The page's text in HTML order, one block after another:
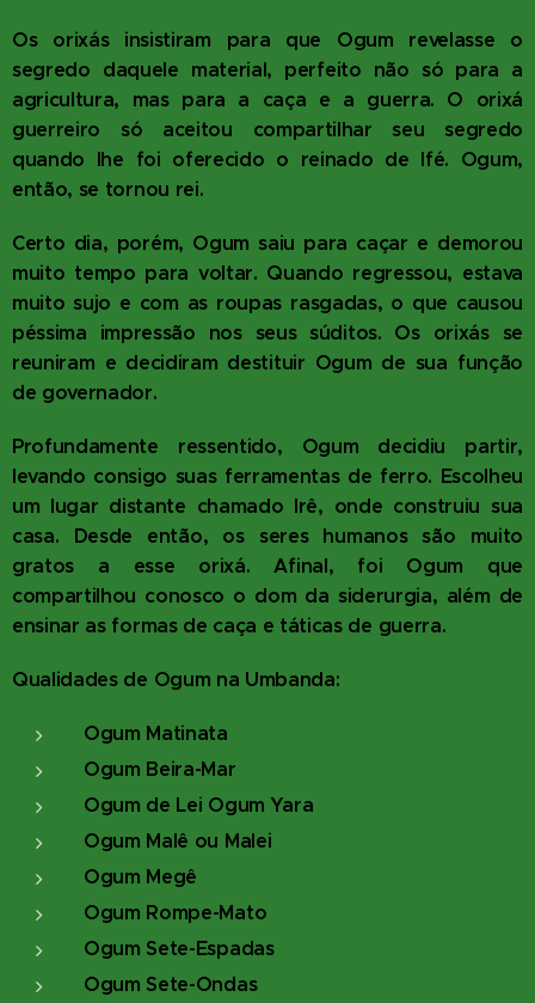
Os orixás insistiram para que Ogum revelasse o
segredo daquele material, perfeito não só para a
agricultura, mas para a caça e a guerra. O orixá
guerreiro só aceitou compartilhar seu segredo
quando lhe foi oferecido o reinado de Ifé. Ogum,
então, se tornou rei.
Certo dia, porém, Ogum saiu para caçar e demorou
muito tempo para voltar. Quando regressou, estava
muito sujo e com as roupas rasgadas, o que causou
péssima impressão nos seus súditos. Os orixás se
reuniram e decidiram destituir Ogum de sua função
de governador.
Profundamente ressentido, Ogum decidiu partir,
levando consigo suas ferramentas de ferro. Escolheu
um lugar distante chamado Irê, onde construiu sua
casa. Desde então, os seres humanos são muito
gratos a esse orixá. Afinal, foi Ogum que
compartilhou conosco o dom da siderurgia, além de
ensinar as formas de caça e táticas de guerra.
Qualidades de Ogum na Umbanda:
Ogum Matinata
Ogum Beira-Mar
Ogum de Lei Ogum Yara
Ogum Malê ou Malei
Ogum Megê
Ogum Rompe-Mato
Ogum Sete-Espadas
Ogum Sete-Ondas